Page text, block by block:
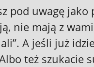
pod uwagę
nie mają z
A jeśli już
też szukacie